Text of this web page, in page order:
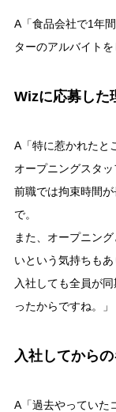
A「食品会社で1年
ターのアルバイトを
Wizに応募した
A「特に惹かれたと
オープニングスタッ
前職では拘束時間
で。
また、オープニン
いという気持ちもあ
入社しても全員が
ったからですね。」
入社してから
A「過去やっていた